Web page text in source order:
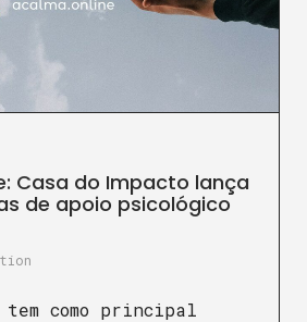
Casa do Impacto lança
de apoio psicológico
como principal